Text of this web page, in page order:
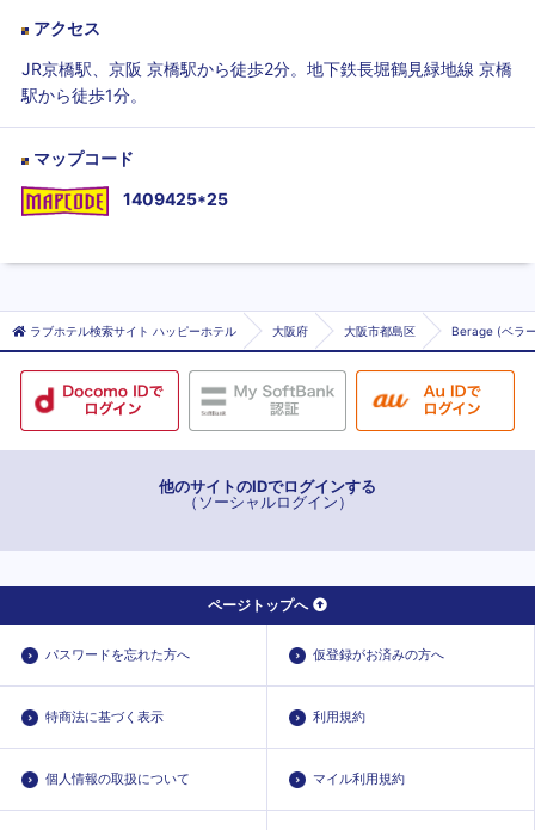
アクセス
JR京橋駅、京阪 京橋駅から徒歩2分。地下鉄長堀鶴見緑地線 京橋
駅から徒歩1分。
マップコード
1409425*25
ラブホテル検索サイト ハッピーホテル 大阪府 大阪市都島区 Berage (ベラ
他のサイトのIDでログインする
（ソーシャルログイン）
ページトップへ
パスワードを忘れた方へ 仮登録がお済みの方へ
特商法に基づく表示 利用規約
個人情報の取扱について マイル利用規約